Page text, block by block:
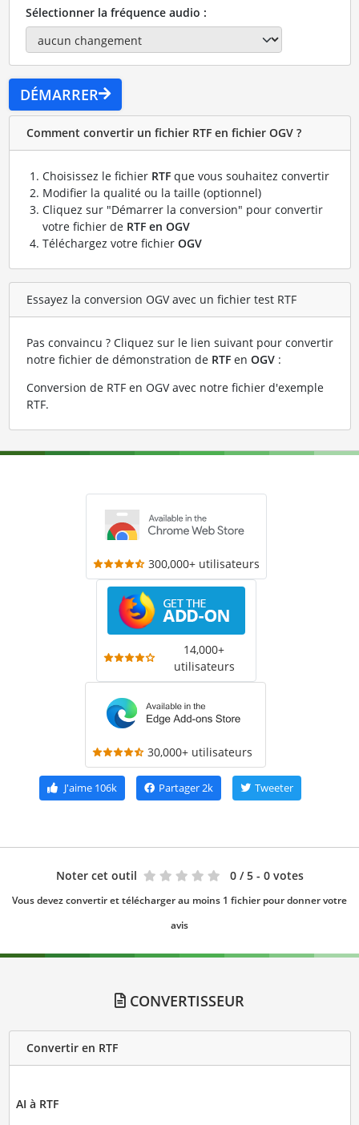
Sélectionner la fréquence audio :
DÉMARRER
Comment convertir un fichier RTF en fichier OGV ?
Choisissez le fichier RTFque vous souhaitez convertir
Modifier la qualité ou la taille (optionnel)
Cliquez sur "Démarrer la conversion" pour convertir
votre fichier de RTF en OGV
Téléchargez votre fichier OGV
Essayez la conversion OGV avec un fichier test RTF
Pas convaincu ? Cliquez sur le lien suivant pour convertir
notre fichier de démonstration de RTFen OGV:
Conversion de RTF en OGV avec notre fichier d'exemple
RTF.
300,000+ utilisateurs
14,000+
utilisateurs
30,000+ utilisateurs
J'aime106k Partager2k Tweeter
Noter cet outil 0 / 5 - 0 votes
Vous devez convertir et télécharger au moins 1 fichier pour donner votre
avis
CONVERTISSEUR
Convertir en RTF
AI à RTF